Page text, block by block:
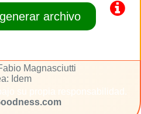
archivo
Magnasciutti
Idem